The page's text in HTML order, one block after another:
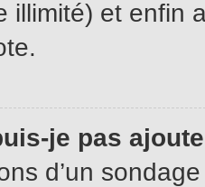
illimité) et enfin
je pas
d’un